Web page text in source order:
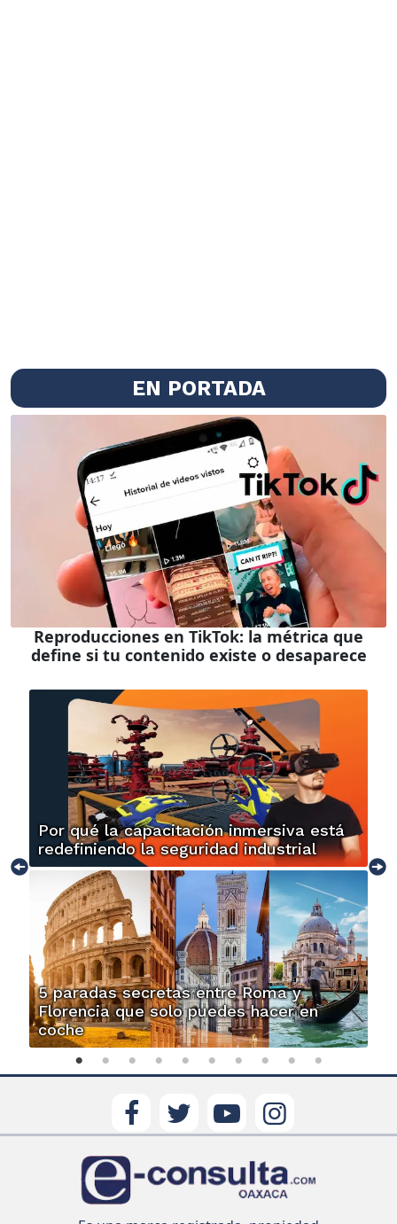
EN PORTADA
Reproducciones en TikTok: la métrica que
define si tu contenido existe o desaparece
Por qué la capacitación inmersiva está
redefiniendo la seguridad industrial
5 paradas secretas entre Roma y
Florencia que solo puedes hacer en
coche